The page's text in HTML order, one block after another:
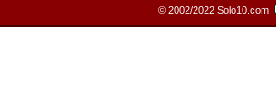
© 2002/2022 Solo10.com